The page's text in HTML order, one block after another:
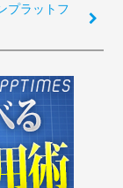
プラットフ